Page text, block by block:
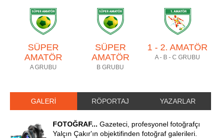
SÜPER
AMATÖR
A GRUBU
SÜPER
AMATÖR
B GRUBU
1 - 2. AMATÖR
A - B - C GRUBU
GALERİ RÖPORTAJ YAZARLAR
FOTOĞRAF... Gazeteci, profesyonel fotoğrafçı
Yalçın Çakır'ın objektifinden fotoğraf galerileri.